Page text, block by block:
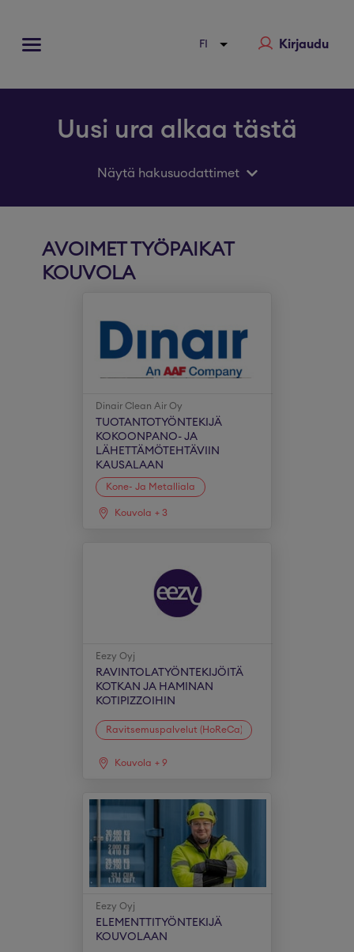
Kirjaudu
Uusi ura alkaa tästä
Näytä hakusuodattimet
AVOIMET TYÖPAIKAT
KOUVOLA
Dinair Clean Air Oy
TUOTANTOTYÖNTEKIJÄ
KOKOONPANO- JA
LÄHETTÄMÖTEHTÄVIIN
KAUSALAAN
Kone- Ja Metalliala
Kouvola + 3
Eezy Oyj
RAVINTOLATYÖNTEKIJÖITÄ
KOTKAN JA HAMINAN
KOTIPIZZOIHIN
Ravitsemuspalvelut (HoReCa)
Kouvola + 9
Eezy Oyj
ELEMENTTITYÖNTEKIJÄ
KOUVOLAAN